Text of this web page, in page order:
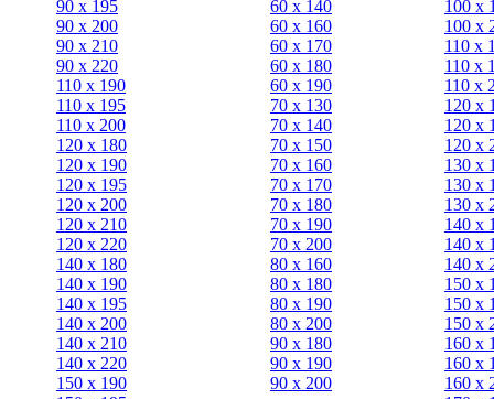
90 х 195
90 х 200
90 x 210
90 x 220
110 x 190
110 x 195
110 x 200
120 x 180
120 х 190
120 х 195
120 х 200
120 x 210
120 x 220
140 x 180
140 х 190
140 х 195
140 х 200
140 x 210
140 x 220
150 х 190
60 х 140
60 х 160
60 х 170
60 х 180
60 х 190
70 х 130
70 х 140
70 х 150
70 х 160
70 х 170
70 х 180
70 х 190
70 х 200
80 х 160
80 х 180
80 x 190
80 x 200
90 х 180
90 x 190
90 x 200
100 х
100 x
110 x
110 х
110 х
120 х
120 х
120 х
130 х
130 х
130 х
140 х
140 х
140 х
150 х
150 х
150 х
160 х
160 х
160 х